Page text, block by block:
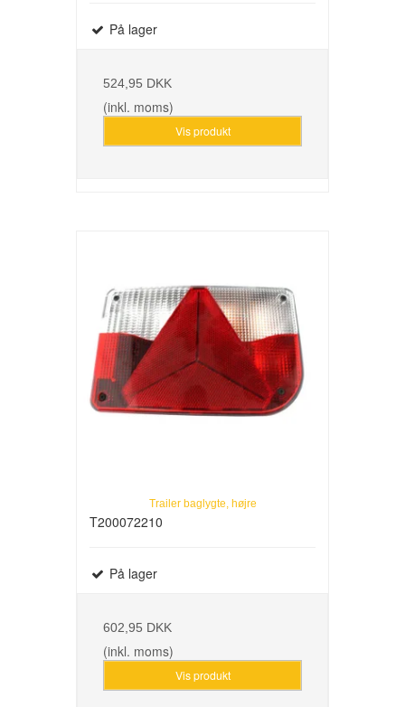
På lager
524,95 DKK
(inkl. moms)
Vis produkt
Trailer baglygte, højre
T200072210
På lager
602,95 DKK
(inkl. moms)
Vis produkt